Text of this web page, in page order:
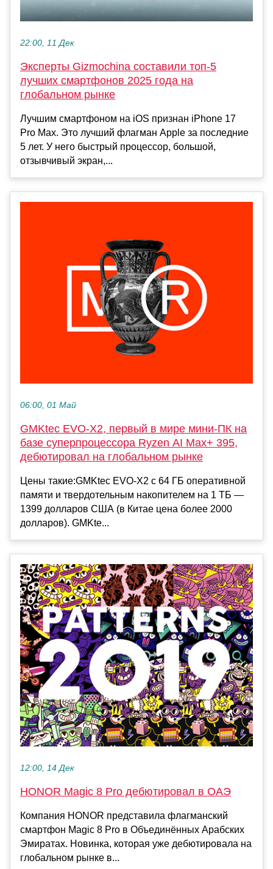
22:00, 11 Дек
Эксперты Gizmochina составили топ-5
лучших смартфонов 2025 года на
глобальном рынке
Лучшим смартфоном на iOS признан iPhone 17
Pro Max. Это лучший флагман Apple за последние
5 лет. У него быстрый процессор, большой,
отзывчивый экран,...
06:00, 01 Май
GMKtec EVO-X2, первый в мире мини-ПК на
базе суперпроцессора Ryzen AI Max+ 395,
дебютировал на глобальном рынке
Цены такие:GMKtec EVO-X2 с 64 ГБ оперативной
памяти и твердотельным накопителем на 1 ТБ —
1399 долларов США (в Китае цена более 2000
долларов). GMKte...
12:00, 14 Дек
HONOR Magic 8 Pro дебютировал в ОАЭ
Компания HONOR представила флагманский
смартфон Magic 8 Pro в Объединённых Арабских
Эмиратах. Новинка, которая уже дебютировала на
глобальном рынке в...